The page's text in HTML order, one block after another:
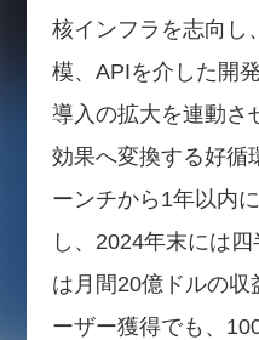
核インフラを志向し
模、APIを介した開
導入の拡大を連動さ
効果へ変換する好循
ーンチから1年以内
し、2024年末には
は月間20億ドルの
ーザー獲得でも、